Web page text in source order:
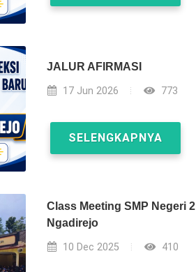
JALUR AFIRMASI
17 Jun 2026 773
SELENGKAPNYA
Class Meeting SMP Negeri 2
Ngadirejo
10 Dec 2025 410